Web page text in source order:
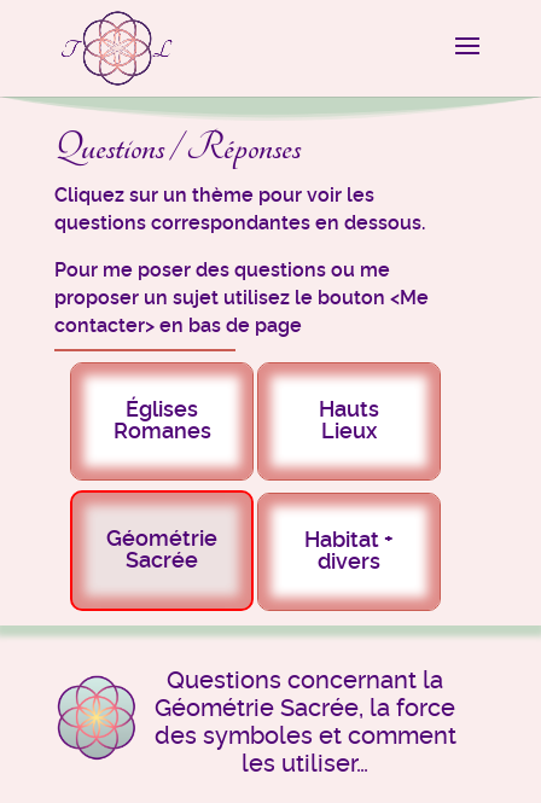
Questions / Réponses
Cliquez sur un thème pour voir les
questions correspondantes en dessous.
Pour me poser des questions ou me
proposer un sujet utilisez le bouton <Me
contacter> en bas de page
Églises
Romanes
Hauts
Lieux
Géométrie
Sacrée
Habitat +
divers
Questions concernant la
Géométrie Sacrée, la force
des symboles et comment
les utiliser…